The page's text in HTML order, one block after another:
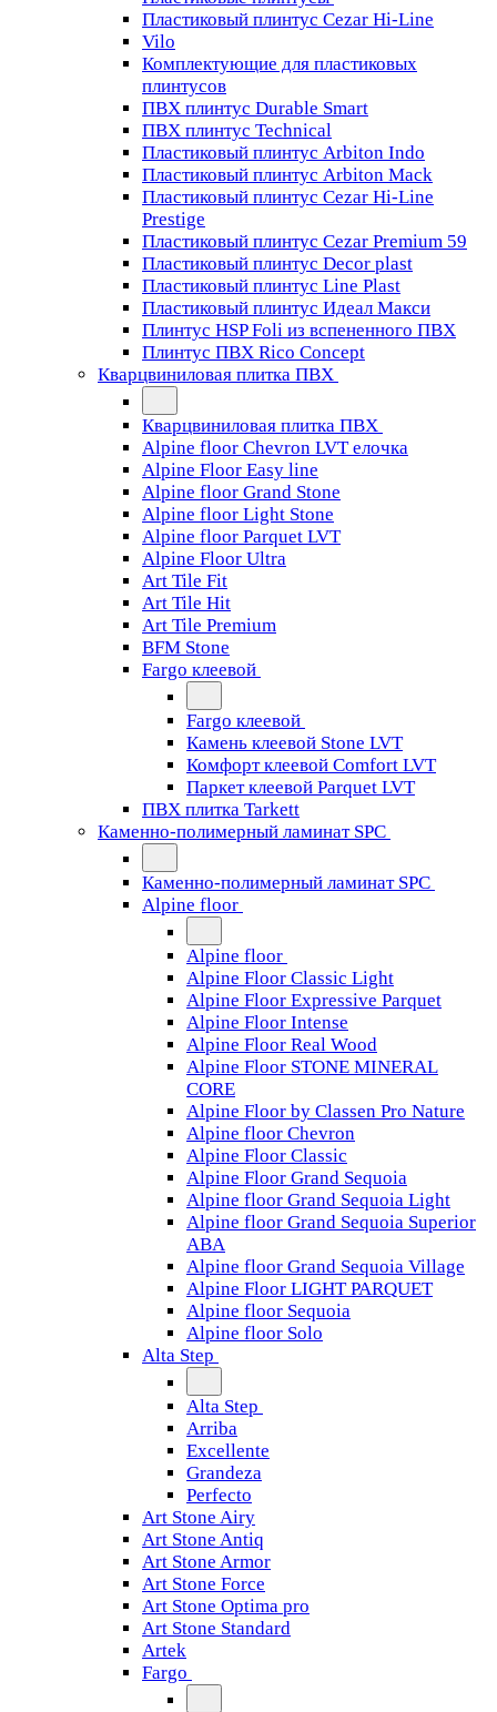
Пластиковый плинтус Cezar Hi-Line
Vilo
Комплектующие для пластиковых
плинтусов
ПВХ плинтус Durable Smart
ПВХ плинтус Technical
Пластиковый плинтус Arbiton Indo
Пластиковый плинтус Arbiton Mack
Пластиковый плинтус Cezar Hi-Line
Prestige
Пластиковый плинтус Cezar Premium 59
Пластиковый плинтус Decor plast
Пластиковый плинтус Line Plast
Пластиковый плинтус Идеал Макси
Плинтус HSP Foli из вспененного ПВХ
Плинтус ПВХ Rico Concept
Кварцвиниловая плитка ПВХ
Кварцвиниловая плитка ПВХ
Alpine floor Chevron LVT елочка
Alpine Floor Easy line
Alpine floor Grand Stone
Alpine floor Light Stone
Alpine floor Parquet LVT
Alpine Floor Ultra
Art Tile Fit
Art Tile Hit
Art Tile Premium
BFM Stone
Fargo клеевой
Fargo клеевой
Камень клеевой Stone LVT
Комфорт клеевой Comfort LVT
Паркет клеевой Parquet LVT
ПВХ плитка Tarkett
Каменно-полимерный ламинат SPC
Каменно-полимерный ламинат SPC
Alpine floor
Alpine floor
Alpine Floor Classic Light
Alpine Floor Expressive Parquet
Alpine Floor Intense
Alpine Floor Real Wood
Alpine Floor STONE MINERAL
CORE
Alpine Floor by Classen Pro Nature
Alpine floor Chevron
Alpine Floor Classic
Alpine Floor Grand Sequoia
Alpine floor Grand Sequoia Light
Alpine floor Grand Sequoia Superior
ABA
Alpine floor Grand Sequoia Village
Alpine Floor LIGHT PARQUET
Alpine floor Sequoia
Alpine floor Solo
Alta Step
Alta Step
Arriba
Excellente
Grandeza
Perfecto
Art Stone Airy
Art Stone Antiq
Art Stone Armor
Art Stone Force
Art Stone Optima pro
Art Stone Standard
Artek
Fargo